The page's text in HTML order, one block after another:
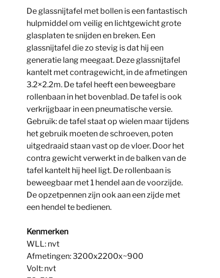
De glassnijtafel met bollen is een fantastisch
hulpmiddel om veilig en lichtgewicht grote
glasplaten te snijden en breken. Een
glassnijtafel die zo stevig is dat hij een
generatie lang meegaat. Deze glassnijtafel
kantelt met contragewicht, in de afmetingen
3.2×2.2m. De tafel heeft een beweegbare
rollenbaan in het bovenblad. De tafel is ook
verkrijgbaar in een pneumatische versie.
Gebruik: de tafel staat op wielen maar tijdens
het gebruik moeten de schroeven, poten
uitgedraaid staan vast op de vloer. Door het
contra gewicht verwerkt in de balken van de
tafel kantelt hij heel ligt. De rollenbaan is
beweegbaar met 1 hendel aan de voorzijde.
De opzetpennen zijn ook aan een zijde met
een hendel te bedienen.
Kenmerken
WLL: nvt
Afmetingen: 3200x2200x~900
Volt: nvt